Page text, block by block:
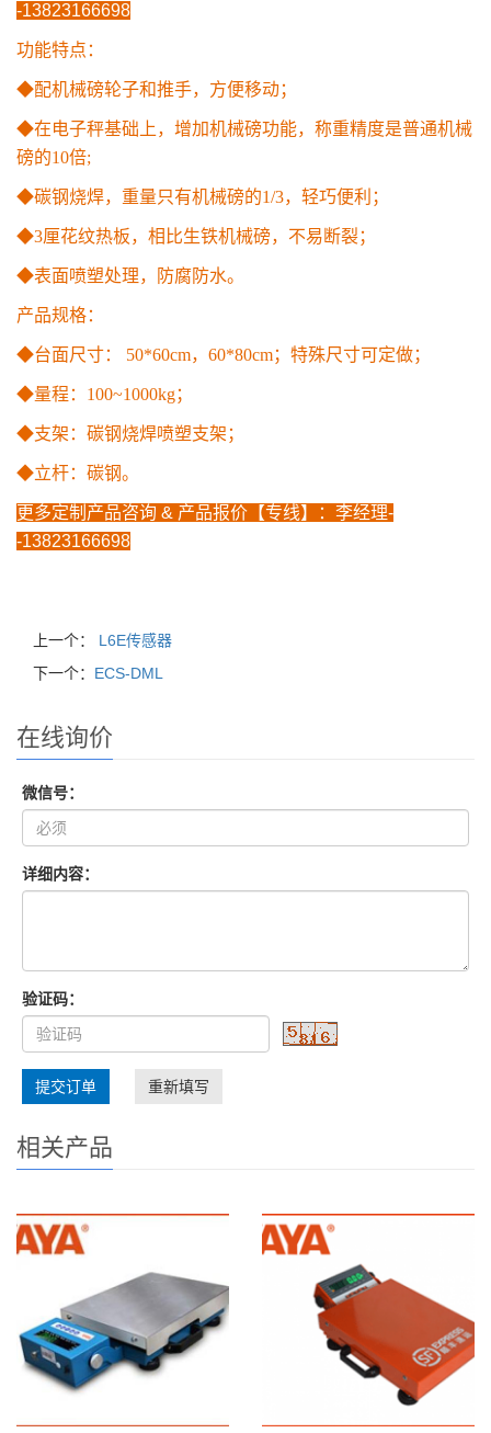
-13823166698
功能特点：
◆配机械磅轮子和推手，方便移动；
◆在电子秤基础上，增加机械磅功能，称重精度是普通机械
磅的10倍;
◆碳钢烧焊，重量只有机械磅的1/3，轻巧便利；
◆3厘花纹热板，相比生铁机械磅，不易断裂；
◆表面喷塑处理，防腐防水。
产品规格：
◆台面尺寸： 50*60cm，60*80cm；特殊尺寸可定做；
◆量程：100~1000kg；
◆支架：碳钢烧焊喷塑支架；
◆立杆：碳钢。
更多定制产品咨询 & 产品报价【专线】： 李经理-
-13823166698
上一个：
L6E传感器
下一个： ECS-DML
在线询价
微信号：
详细内容：
验证码：
提交订单 重新填写
相关产品